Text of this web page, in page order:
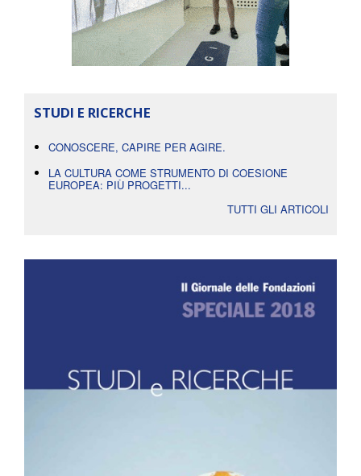
STUDI E RICERCHE
CONOSCERE, CAPIRE PER AGIRE.
LA CULTURA COME STRUMENTO DI COESIONE
EUROPEA: PIÙ PROGETTI...
TUTTI GLI ARTICOLI